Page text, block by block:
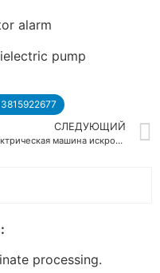
alarm
pump
СЛЕДУЮЩИЙ
Электрическая машина искрового разряда
processing.